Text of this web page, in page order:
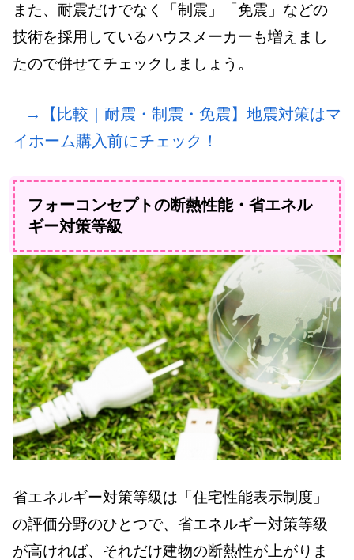
また、耐震だけでなく「制震」「免震」などの
技術を採用しているハウスメーカーも増えまし
たので併せてチェックしましょう。
→【比較｜耐震・制震・免震】地震対策はマ
イホーム購入前にチェック！
フォーコンセプトの断熱性能・省エネル
ギー対策等級
省エネルギー対策等級は「住宅性能表示制度」
の評価分野のひとつで、省エネルギー対策等級
が高ければ、それだけ建物の断熱性が上がりま